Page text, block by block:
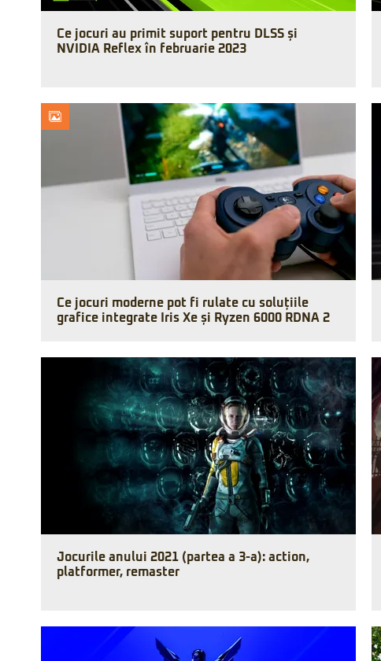
Ce jocuri au primit suport pentru DLSS și
NVIDIA Reflex în februarie 2023
Ce jocuri moderne pot fi rulate cu soluțiile
grafice integrate Iris Xe și Ryzen 6000 RDNA 2
Jocurile anului 2021 (partea a 3-a): action,
platformer, remaster